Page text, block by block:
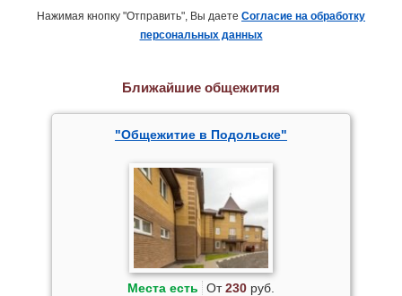
Нажимая кнопку "Отправить", Вы даете Согласие на обработку
персональных данных
Ближайшие общежития
"Общежитие в Подольске"
Места есть От230руб.